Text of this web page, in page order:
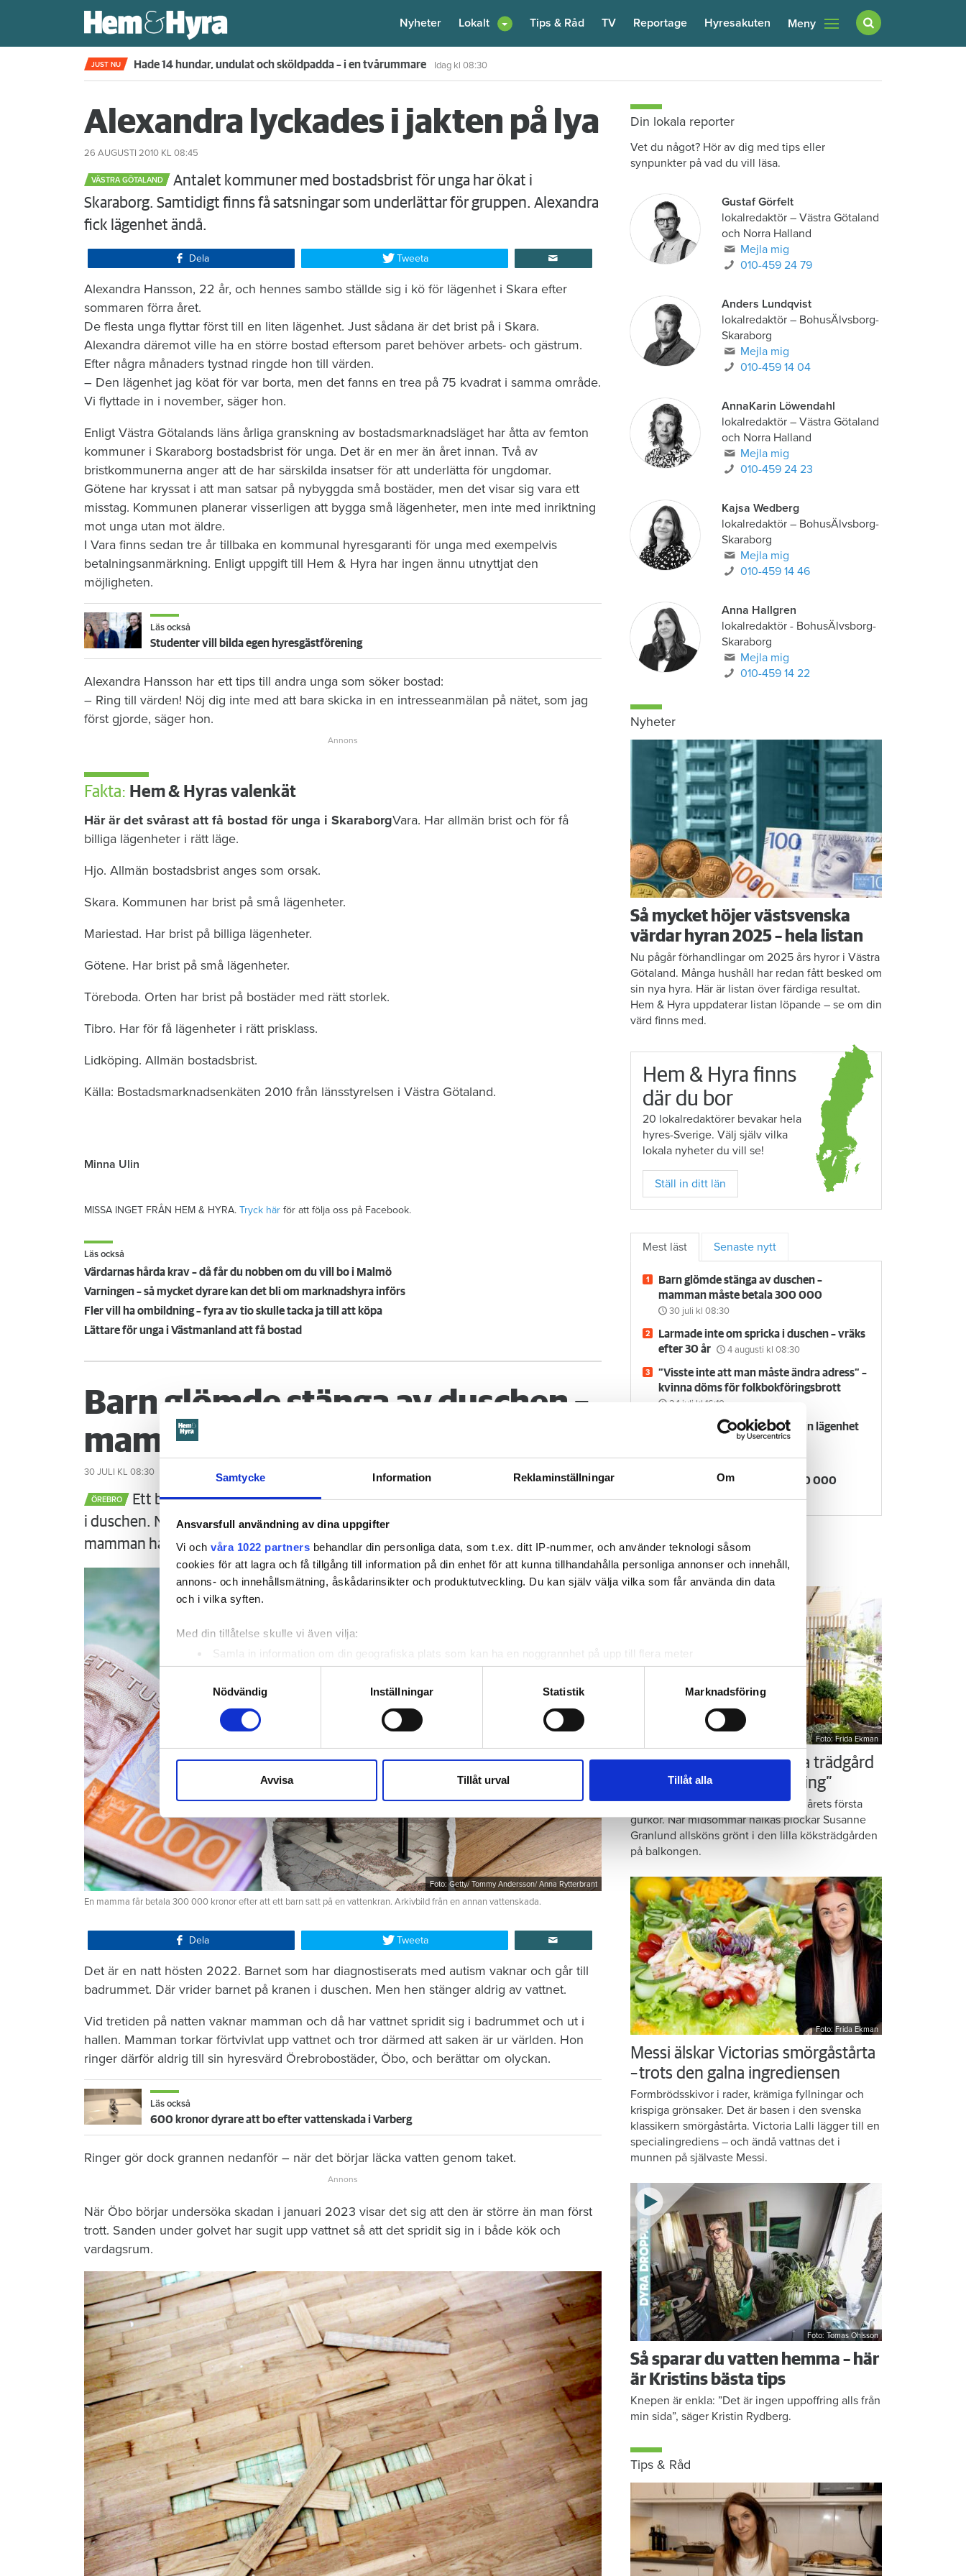
Samtycke Information Reklaminställningar Om
Ansvarsfull användning av dina uppgifter
Vi och våra 1022 partners behandlar din personliga data, som t.ex. ditt IP-nummer, och använder teknologi såsom
cookies för att lagra och få tillgång till information på din enhet för att kunna tillhandahålla personliga annonser och innehåll,
annons- och innehållsmätning, åskådarinsikter och produktutveckling. Du kan själv välja vilka som får använda din data
och i vilka syften.
Med din tillåtelse skulle vi även vilja:
Samla in information om din geografiska plats som kan ha en noggrannhet på upp till flera meter
Identifiera din enhet genom att aktivt skanna den för specifika kännetecken (fingeravtryck)
Ta reda på mer om hur dina personliga uppgifter behandlas och ställ in dina preferenser i
detaljsektionen. Du kan ändra
eller dra tillbaka ditt samtycke när som helst från cookie-förklaringen.
sociala medier och analysera vår trafik. Vi vidarebefordrar även sådana identifierare och annan information från din enhet
till de sociala medier och annons- och analysföretag som vi samarbetar med. Dessa kan i sin tur kombinera informationen
Nödvändig
Inställningar Statistik Marknadsföring
Avvisa Tillåt urval Tillåt alla
Nyheter Lokalt Tips & Råd TV Reportage Hyresakuten Meny
JUST NU Kompisdealen blev verklighet – 40 år senare: "Flera fina fördelar med att dela bostad"
Alexandra lyckades i jakten på lya
26 AUGUSTI 2010 KL 08:45
VÄSTRA GÖTALAND
Antalet kommuner med bostadsbrist för unga har ökat i
Skaraborg. Samtidigt finns få satsningar som underlättar för gruppen. Alexandra
fick lägenhet ändå.
Dela Tweeta
​Alexandra Hansson, 22 år, och hennes sambo ställde sig i kö för lägenhet i Skara efter
sommaren förra året.
De flesta unga flyttar först till en liten lägenhet. Just sådana är det brist på i Skara.
Alexandra däremot ville ha en större bostad eftersom paret behöver arbets- och gästrum.
Efter några månaders tystnad ringde hon till värden.
– Den lägenhet jag köat för var borta, men det fanns en trea på 75 kvadrat i samma område.
Vi flyttade in i november, säger hon.
Enligt Västra Götalands läns årliga granskning av bostadsmarknadsläget har åtta av femton
kommuner i Skaraborg bostadsbrist för unga. Det är en mer än året innan. Två av
bristkommunerna anger att de har särskilda insatser för att underlätta för ungdomar.
Götene har kryssat i att man satsar på nybyggda små bostäder, men det visar sig vara ett
misstag. Kommunen planerar visserligen att bygga små lägenheter, men inte med inriktning
mot unga utan mot äldre.
I Vara finns sedan tre år tillbaka en kommunal hyresgaranti för unga med exempelvis
betalningsanmärkning. Enligt uppgift till Hem & Hyra har ingen ännu utnyttjat den
möjligheten.
Läs också
Studenter vill bilda egen hyresgästförening
Alexandra Hansson har ett tips till andra unga som söker bostad:
– Ring till värden! Nöj dig inte med att bara skicka in en intresseanmälan på nätet, som jag
först gjorde, säger hon.
Fakta: Hem & Hyras valenkät
Här är det svårast att få bostad för unga i SkaraborgVara. Har allmän brist och för få
billiga lägenheter i rätt läge.
Hjo. Allmän bostadsbrist anges som orsak.
Skara. Kommunen har brist på små lägenheter.
Mariestad. Har brist på billiga lägenheter.
Götene. Har brist på små lägenheter.
Töreboda. Orten har brist på bostäder med rätt storlek.
Tibro. Har för få lägenheter i rätt prisklass.
Lidköping. Allmän bostadsbrist.
Källa: Bostadsmarknadsenkäten 2010 från länsstyrelsen i Västra Götaland.
Minna Ulin
MISSA INGET FRÅN HEM & HYRA. Tryck här för att följa oss på Facebook.
Läs också
Värdarnas hårda krav – då får du nobben om du vill bo i Malmö
Varningen – så mycket dyrare kan det bli om marknadshyra införs
Fler vill ha ombildning – fyra av tio skulle tacka ja till att köpa
Lättare för unga i Västmanland att få bostad
Barn glömde stänga av duschen –
mamman måste betala 300 000
30 JULI KL 08:30
ÖREBRO
Ett barn med särskilda behov går upp en natt och vrider på vattenkranen
i duschen. När mamman vaknar är det vatten i både badrum och hall. Det borde
mamman ha förhindrat menar Örebrobostäder.
Foto: Getty/ Tommy Andersson/ Anna Rytterbrant
En mamma får betala 300 000 kronor efter att ett barn satt på en vattenkran. Arkivbild från en annan vattenskada.
Dela Tweeta
Det är en natt hösten 2022. Barnet som har diagnostiserats med autism vaknar och går till
badrummet. Där vrider barnet på kranen i duschen. Men hen stänger aldrig av vattnet.
Vid tretiden på natten vaknar mamman och då har vattnet spridit sig i badrummet och ut i
hallen. Mamman torkar förtvivlat upp vattnet och tror därmed att saken är ur världen. Hon
ringer därför aldrig till sin hyresvärd Örebrobostäder, Öbo, och berättar om olyckan.
Läs också
600 kronor dyrare att bo efter vattenskada i Varberg
Ringer gör dock grannen nedanför – när det börjar läcka vatten genom taket.
När Öbo börjar undersöka skadan i januari 2023 visar det sig att den är större än man först
trott. Sanden under golvet har sugit upp vattnet så att det spridit sig in i både kök och
vardagsrum.
Din lokala reporter
Vet du något? Hör av dig med tips eller
synpunkter på vad du vill läsa.
Gustaf Görfelt
lokalredaktör– Västra Götaland
och Norra Halland
Mejla mig
010-459 24 79
Anders Lundqvist
lokalredaktör– BohusÄlvsborg-
Skaraborg
Mejla mig
010-459 14 04
AnnaKarin Löwendahl
lokalredaktör– Västra Götaland
och Norra Halland
Mejla mig
010-459 24 23
Kajsa Wedberg
lokalredaktör– BohusÄlvsborg-
Skaraborg
Mejla mig
010-459 14 46
Anna Hallgren
lokalredaktör - BohusÄlvsborg-
Skaraborg
Mejla mig
010-459 14 22
Nyheter
Så mycket höjer västsvenska
värdar hyran 2025 – hela listan
Nu pågår förhandlingar om 2025 års hyror i Västra
Götaland. Många hushåll har redan fått besked om
sin nya hyra. Här är listan över färdiga resultat.
Hem & Hyra uppdaterar listan löpande – se om din
värd finns med.
Hem & Hyra finns
där du bor
20 lokalredaktörer bevakar hela
hyres-Sverige. Välj själv vilka
lokala nyheter du vill se!
Ställ in ditt län
Mest läst Senaste nytt
Barn glömde stänga av duschen –
mamman måste betala 300 000
30 juli kl 08:30
Larmade inte om spricka i duschen – vräks
efter 30 år
4 augusti kl 08:30
”Visste inte att man måste ändra adress” –
kvinna döms för folkbokföringsbrott
24 juli kl 16:10
Försvunnen man får behålla sin lägenhet
vräkningsbeslut – får betala 50 000
Hem & Hyra TV
Foto: Frida Ekman
Gör som Susanne – ordna trädgård
på balkongen: ”God gärning”
Aromatiska örter, krispig sallad och årets första
gurkor. När midsommar nalkas plockar Susanne
Granlund allsköns grönt i den lilla köksträdgården
på balkongen.
Foto: Frida Ekman
Messi älskar Victorias smörgåstårta
– trots den galna ingrediensen
Formbrödsskivor i rader, krämiga fyllningar och
krispiga grönsaker. Det är basen i den svenska
klassikern smörgåstårta. Victoria Lalli lägger till en
specialingrediens – och ändå vattnas det i
munnen på självaste Messi.
Foto: Tomas Ohlsson
Så sparar du vatten hemma – här
är Kristins bästa tips
Knepen är enkla: ”Det är ingen uppoffring alls från
min sida”, säger Kristin Rydberg.
Tips & Råd